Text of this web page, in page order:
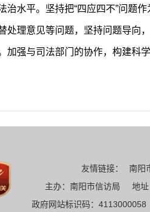
治水平。坚持把“四应四不”问
处理意见等问题，坚持问题导向
加强与司法部门的协作，构建科
友情链接：
南阳
主办：南阳市信访局 地址
政府网站标识码：